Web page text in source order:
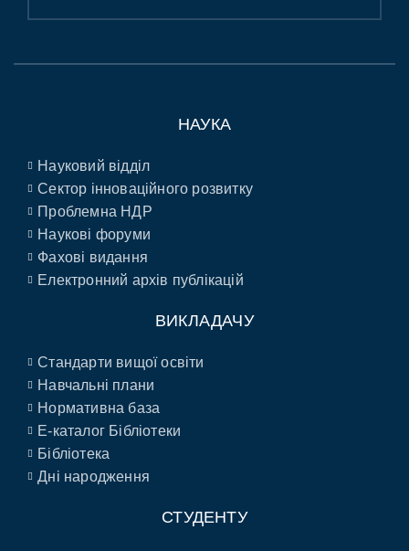
НАУКА
Науковий відділ
Сектор інноваційного розвитку
Проблемна НДР
Наукові форуми
Фахові видання
Електронний архів публікацій
ВИКЛАДАЧУ
Стандарти вищої освіти
Навчальні плани
Нормативна база
E-каталог Бібліотеки
Бібліотека
Дні народження
СТУДЕНТУ